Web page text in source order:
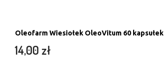
Oleofarm Wiesiołek OleoVitum 60 kapsułek
14,00 zł